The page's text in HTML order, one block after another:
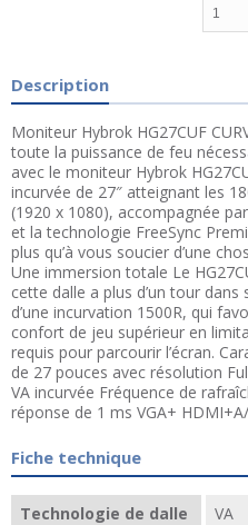
Description
Moniteur Hybrok HG27CUF
toute la puissance de feu
avec le moniteur Hybrok
incurvée de 27″ atteignant les
(1920 x 1080), accompagnée
et la technologie FreeSync
plus qu’à vous soucier d’une
Une immersion totale Le
cette dalle a plus d’un tour
d’une incurvation 1500R, qui
confort de jeu supérieur en
requis pour parcourir l’écran.
de 27 pouces avec résolution
VA incurvée Fréquence de
réponse de 1 ms VGA+
Fiche technique
Technologie de dalle VA